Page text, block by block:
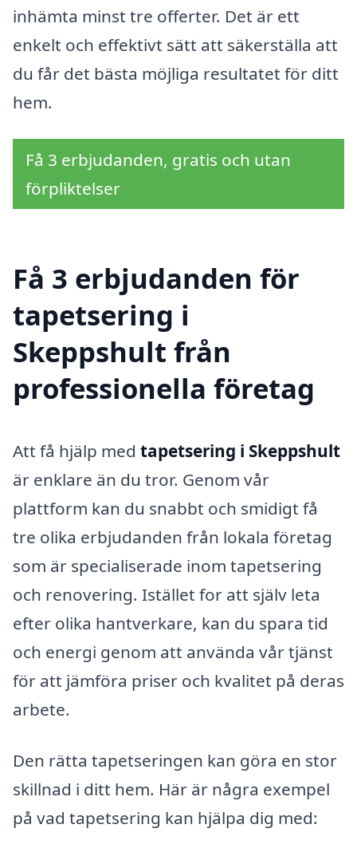
inhämta minst tre offerter. Det är ett
enkelt och effektivt sätt att säkerställa att
du får det bästa möjliga resultatet för ditt
hem.
Få 3 erbjudanden, gratis och utan
förpliktelser
Få 3 erbjudanden för
tapetsering i
Skeppshult från
professionella företag
Att få hjälp med tapetsering i Skeppshult
är enklare än du tror. Genom vår
plattform kan du snabbt och smidigt få
tre olika erbjudanden från lokala företag
som är specialiserade inom tapetsering
och renovering. Istället for att själv leta
efter olika hantverkare, kan du spara tid
och energi genom att använda vår tjänst
för att jämföra priser och kvalitet på deras
arbete.
Den rätta tapetseringen kan göra en stor
skillnad i ditt hem. Här är några exempel
på vad tapetsering kan hjälpa dig med: